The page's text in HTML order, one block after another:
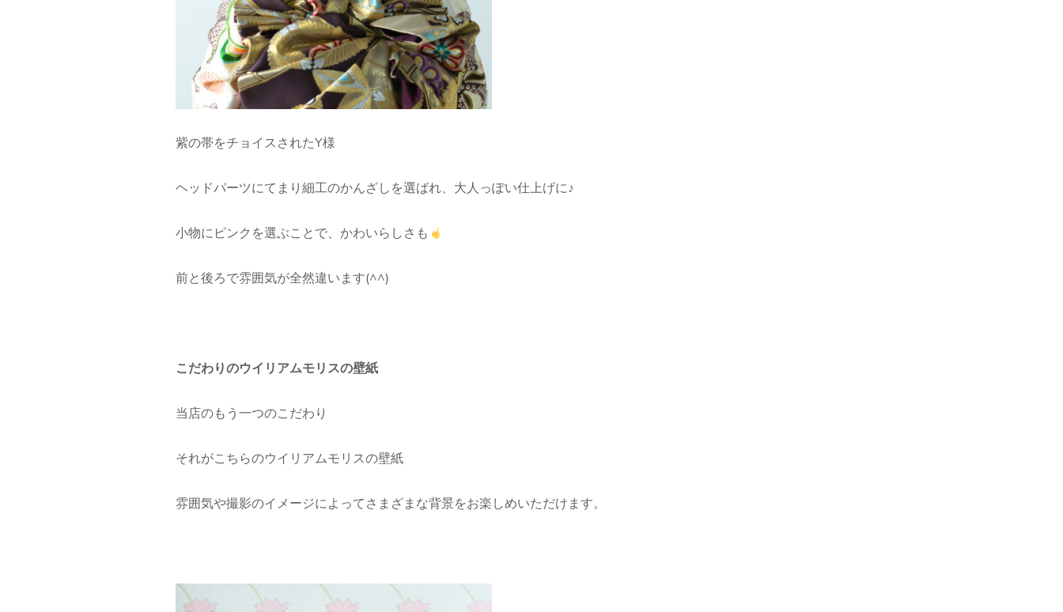
紫の帯をチョイスされたY様
ヘッドパーツにてまり細工のかんざしを選ばれ、大人っぽい仕上げに♪
小物にピンクを選ぶことで、かわいらしさも
前と後ろで雰囲気が全然違います(^^)
こだわりのウイリアムモリスの壁紙
当店のもう一つのこだわり
それがこちらのウイリアムモリスの壁紙
雰囲気や撮影のイメージによってさまざまな背景をお楽しめいただけます。